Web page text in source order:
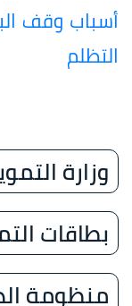
أسباب وقف
التظلم
وزارة
بطاقات
منظومة